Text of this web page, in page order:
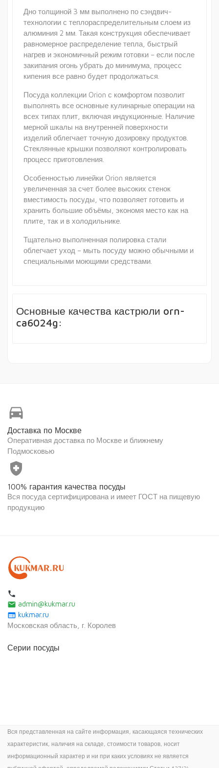
Дно толщиной 3 мм выполнено по сэндвич-
технологии с теплораспределительным слоем из
алюминия 2 мм. Такая конструкция обеспечивает
равномерное распределение тепла, быстрый
нагрев и экономичный режим готовки – если после
закипания огонь убрать до минимума, процесс
кипения все равно будет продолжаться.
Посуда коллекции Orion с комфортом позволит
выполнять все основные кулинарные операции на
всех типах плит, включая индукционные. Наличие
мерной шкалы на внутренней поверхности
изделий облегчает точную дозировку продуктов.
Стеклянные крышки позволяют контролировать
процесс приготовления.
Особенностью линейки Orion является
увеличенная за счет более высоких стенок
вместимость посуды, что позволяет готовить и
хранить большие объёмы, экономя место как на
плите, так и в холодильнике.
Тщательно выполненная полировка стали
облегчает уход – мыть посуду можно обычными и
специальными моющими средствами.
Основные качества кастрюли orn-
ca6024g:
directions_car
Доставка по Москве
Оперативная доставка по Москве и ближнему
Подмосковью
health_and_safety
100% гарантия качества посуды
Вся посуда сертифицирована и имеет ГОСТ на пищевую
продукцию
local_phone
email admin@kukmar.ru
web kukmar.ru
Московская область, г. Королев
Серии посуды
Вся представленная на сайте информация, касающаяся технических
характеристик, наличия на складе, стоимости товаров, носит
информационный характер и ни при каких условиях не является